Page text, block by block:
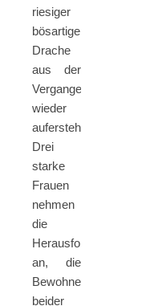
riesiger
bösartiger
Drache
aus der
Vergangenheit
wieder
aufersteht.
Drei
starke
Frauen
nehmen
die
Herausforderung
an, die
Bewohner
beider